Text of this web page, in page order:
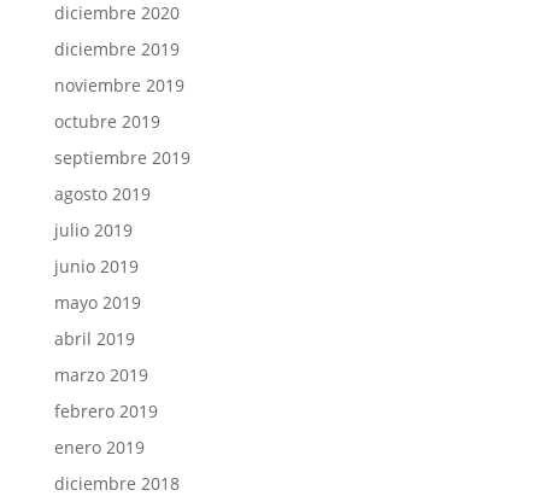
diciembre 2020
diciembre 2019
noviembre 2019
octubre 2019
septiembre 2019
agosto 2019
julio 2019
junio 2019
mayo 2019
abril 2019
marzo 2019
febrero 2019
enero 2019
diciembre 2018